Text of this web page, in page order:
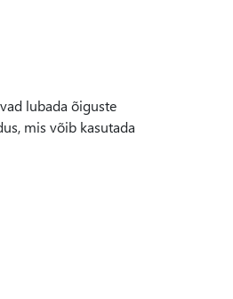
lubada õiguste
mis võib kasutada